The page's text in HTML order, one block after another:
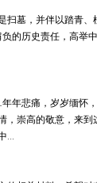
，并伴以踏青、
任，高举中国
悲痛，岁岁缅
崇高的敬意，来
...